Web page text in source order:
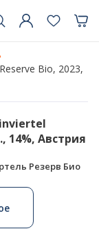
Bio, 2023,
14%, Австрия
Резерв Био